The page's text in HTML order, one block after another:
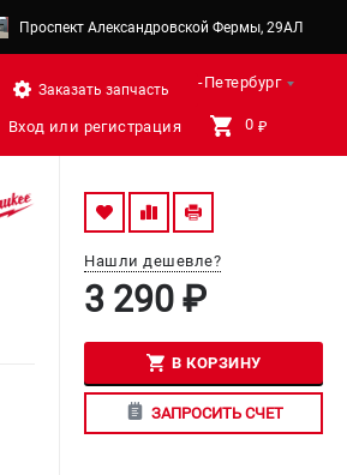
Проспект Александровской Фермы, 29АЛ
Санкт-Петербург
Заказать запчасть
Вход или регистрация 0 ₽
Нашли дешевле?
3 290 ₽
В КОРЗИНУ
ЗАПРОСИТЬ СЧЕТ